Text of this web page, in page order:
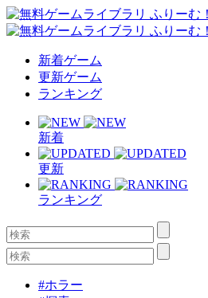
新着ゲーム
更新ゲーム
ランキング
新着
更新
ランキング
#ホラー